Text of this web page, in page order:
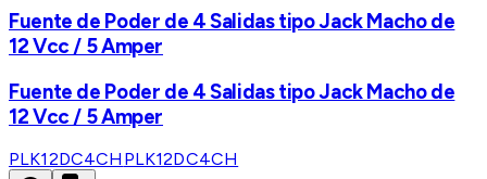
Fuente de Poder de 4 Salidas tipo Jack Macho de
12 Vcc / 5 Amper
Fuente de Poder de 4 Salidas tipo Jack Macho de
12 Vcc / 5 Amper
PLK12DC4CH PLK12DC4CH